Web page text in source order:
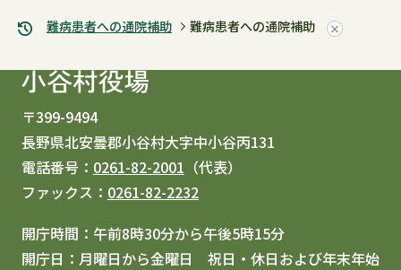
難病患者への通院補助 難病患者への通院補助
〒399-9494
長野県北安曇郡小谷村大字中小谷丙131
電話番号： 0261-82-2001 （代表）
ファックス： 0261-82-2232
開庁時間：午前8時30分から午後5時15分
開庁日：月曜日から金曜日 祝日・休日および年末年始